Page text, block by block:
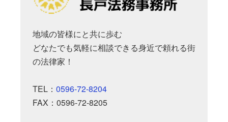
地域の皆様にと共に歩む
どなたでも気軽に相談できる身近で頼れる街
の法律家！
TEL： 0596-72-8204
FAX：0596-72-8205